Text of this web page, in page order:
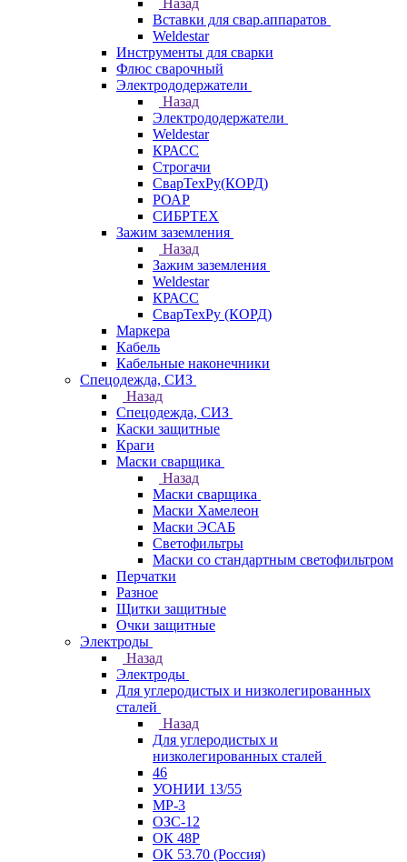
Назад
Вставки для свар.аппаратов
Weldestar
Инструменты для сварки
Флюс сварочный
Электрододержатели
Назад
Электрододержатели
Weldestar
КРАСС
Строгачи
СварТехРу(КОРД)
РОАР
СИБРТЕХ
Зажим заземления
Назад
Зажим заземления
Weldestar
КРАСС
СварТехРу (КОРД)
Маркера
Кабель
Кабельные наконечники
Спецодежда, СИЗ
Назад
Спецодежда, СИЗ
Каски защитные
Краги
Маски сварщика
Назад
Маски сварщика
Маски Хамелеон
Маски ЭСАБ
Светофильтры
Маски со стандартным светофильтром
Перчатки
Разное
Щитки защитные
Очки защитные
Электроды
Назад
Электроды
Для углеродистых и низколегированных
сталей
Назад
Для углеродистых и
низколегированных сталей
46
УОНИИ 13/55
МР-3
ОЗС-12
ОК 48Р
ОК 53.70 (Россия)